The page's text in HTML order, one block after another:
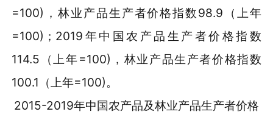
=100)，林业产品生产者价格指数98.9（上年
=100)；2019年中国农产品生产者价格指数
114.5（上年=100)，林业产品生产者价格指数
100.1（上年=100)。
2015-2019年中国农产品及林业产品生产者价格